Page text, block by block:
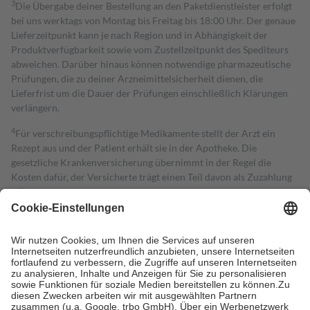
3Die Übergabe deiner Bestellung an den Paketdienstleister erfolgt
bei uns werktags von Montag bis Freitag bis 18:00 Uhr. Der genaue
Lieferzeitpunkt kann je nach Region und in Abhängigkeit der
Produktverfügbarkeit sowie vom Zustellzeitpunkt des Spediteurs
abweichen. Darüber hinaus können notwendige pharmazeutische
Prüfungen, die zu deiner Arzneimittelsicherheit dienen, die
Lieferfrist um die Dauer der Prüfungen einschließlich Klärungen
verlängern.
4Für verschreibungspflichtige Medikamente stellt der Arzt ein
Rezept aus und der Patient erhält sie in der Apotheke. Die
gesetzliche Krankenversicherung übernimmt in der Regel die
Kosten dafür, der Versicherte trägt einen Teil davon als Zuzahlung
mit.
Grundsätzlich leisten Mitglieder Zuzahlungen in Höhe von zehn
höchstens zehn Euro.
Es sind jedoch nie mehr als die tatsächlichen
Kosten der Leistung zu entrichten.
Diese Regeln gelten grundsätzlich auch für Online-Apotheken.
Bei Heilmitteln und häuslicher Krankenpflege beträgt die
Zuzahlung zehn Prozent der Kosten sowie zehn Euro je
Verordnung.